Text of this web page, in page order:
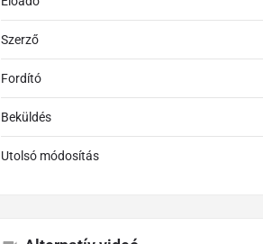
Szerző
Fordító
Beküldés
Utolsó módosítás